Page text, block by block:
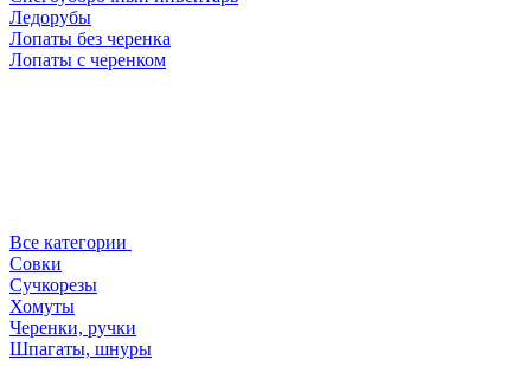
Ледорубы
Лопаты без черенка
Лопаты с черенком
Все категории
Совки
Сучкорезы
Хомуты
Черенки, ручки
Шпагаты, шнуры